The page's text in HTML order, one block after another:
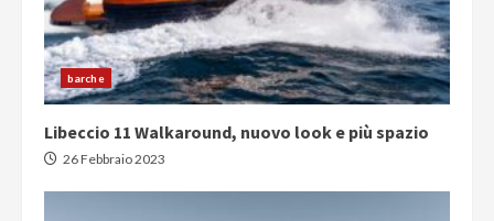
barche
Libeccio 11 Walkaround, nuovo look e più spazio
26 Febbraio 2023